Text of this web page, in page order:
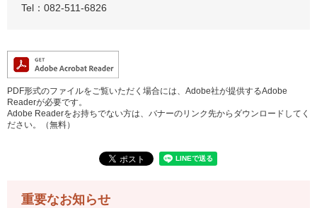
Tel：082-511-6826
PDF形式のファイルをご覧いただく場合には、Adobe社が提供するAdobe
Readerが必要です。
Adobe Readerをお持ちでない方は、バナーのリンク先からダウンロードしてく
ださい。（無料）
重要なお知らせ